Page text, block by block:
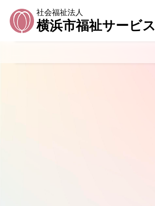
社会福祉法人
横浜市福祉サービ